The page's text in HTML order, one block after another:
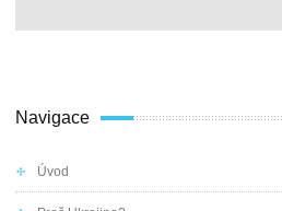
Navigace
Úvod